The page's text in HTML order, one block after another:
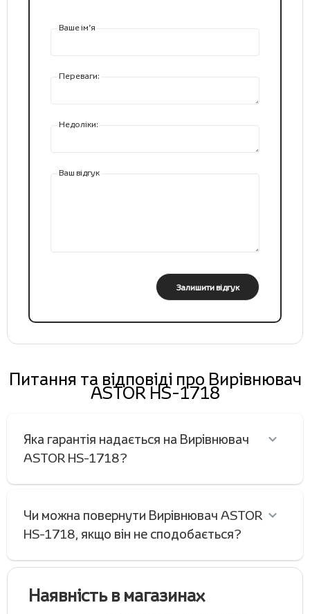
Ваше ім’я
Переваги:
Недоліки:
Ваш відгук
Залишити відгук
Питання та відповіді про Вирівнювач
ASTOR HS-1718
Яка гарантія надається на Вирівнювач
ASTOR HS-1718?
Чи можна повернути Вирівнювач ASTOR
HS-1718, якщо він не сподобається?
Наявність в магазинах